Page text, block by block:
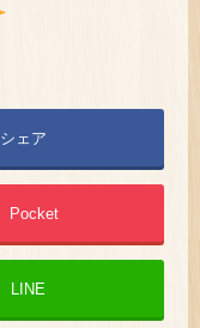
シェア
Pocket
LINE